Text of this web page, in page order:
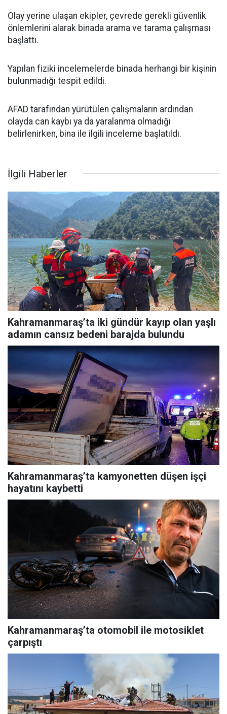
Olay yerine ulaşan ekipler, çevrede gerekli güvenlik
önlemlerini alarak binada arama ve tarama çalışması
başlattı.
Yapılan fiziki incelemelerde binada herhangi bir kişinin
bulunmadığı tespit edildi.
AFAD tarafından yürütülen çalışmaların ardından
olayda can kaybı ya da yaralanma olmadığı
belirlenirken, bina ile ilgili inceleme başlatıldı.
İlgili Haberler
Kahramanmaraş’ta iki gündür kayıp olan yaşlı
adamın cansız bedeni barajda bulundu
Kahramanmaraş’ta kamyonetten düşen işçi
hayatını kaybetti
Kahramanmaraş’ta otomobil ile motosiklet
çarpıştı